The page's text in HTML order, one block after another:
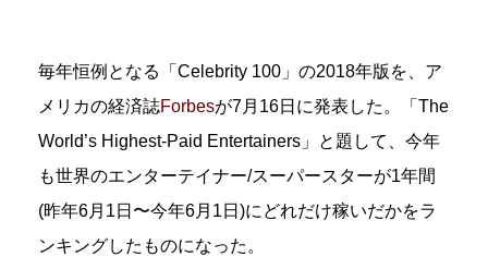
毎年恒例となる「Celebrity 100」の2018年版を、ア
メリカの経済誌Forbesが7月16日に発表した。「The
World’s Highest-Paid Entertainers」と題して、今年
も世界のエンターテイナー/スーパースターが1年間
(昨年6月1日〜今年6月1日)にどれだけ稼いだかをラ
ンキングしたものになった。